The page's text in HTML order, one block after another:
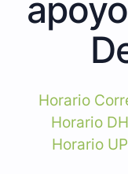
Horario
Horario
Horario